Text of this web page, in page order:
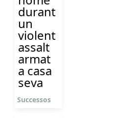
durant
un
violent
assalt
armat
a casa
seva
Successos